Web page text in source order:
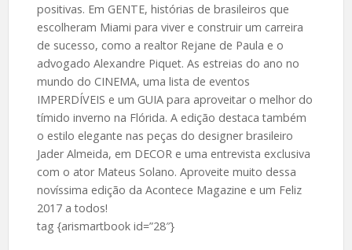
positivas. Em GENTE, histórias de brasileiros que
escolheram Miami para viver e construir um carreira
de sucesso, como a realtor Rejane de Paula e o
advogado Alexandre Piquet. As estreias do ano no
mundo do CINEMA, uma lista de eventos
IMPERDÍVEIS e um GUIA para aproveitar o melhor do
tímido inverno na Flórida. A edição destaca também
o estilo elegante nas peças do designer brasileiro
Jader Almeida, em DECOR e uma entrevista exclusiva
com o ator Mateus Solano. Aproveite muito dessa
novíssima edição da Acontece Magazine e um Feliz
2017 a todos!
tag {arismartbook id=”28″}